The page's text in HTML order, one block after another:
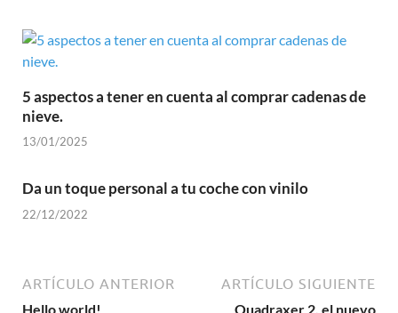
5 aspectos a tener en cuenta al comprar cadenas de
nieve.
13/01/2025
Da un toque personal a tu coche con vinilo
22/12/2022
ARTÍCULO ANTERIOR
Hello world!
ARTÍCULO SIGUIENTE
Quadraxer 2, el nuevo